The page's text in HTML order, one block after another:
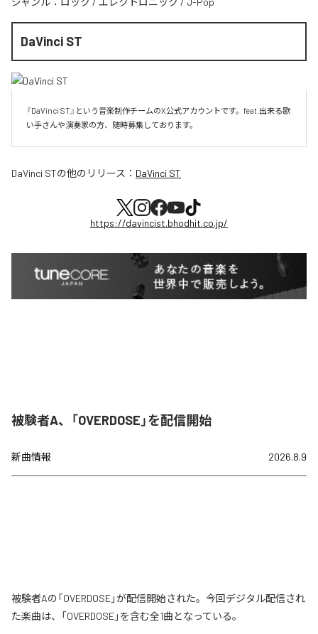
DaVinci ST
『DaVinci ST』という音楽制作チームのX公式アカウントです。feat.出来る歌
い手さんや演奏家の方、随時募集しております。
DaVinci STの他のリリース： DaVinci ST
https://davincist.bhodhit.co.jp/
被験者A、「OVERDOSE」を配信開始
新曲情報 2026.8.9
被験者Aの「OVERDOSE」が配信開始された。今回デジタル配信され
た楽曲は、「OVERDOSE」を含む全1曲となっている。